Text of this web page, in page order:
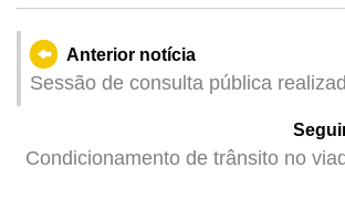
Anterior notícia
Sessão de consulta pública
sector da saúde sobre o "Regime
exercício de actividade das
Condicionamento de trânsito no